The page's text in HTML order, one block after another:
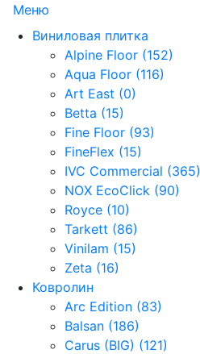
Меню
Виниловая плитка
Alpine Floor (152)
Aqua Floor (116)
Art East (0)
Betta (15)
Fine Floor (93)
FineFlex (15)
IVC Commercial (365)
NOX EcoClick (90)
Royce (10)
Tarkett (86)
Vinilam (15)
Zeta (16)
Ковролин
Arc Edition (83)
Balsan (186)
Carus (BIG) (121)